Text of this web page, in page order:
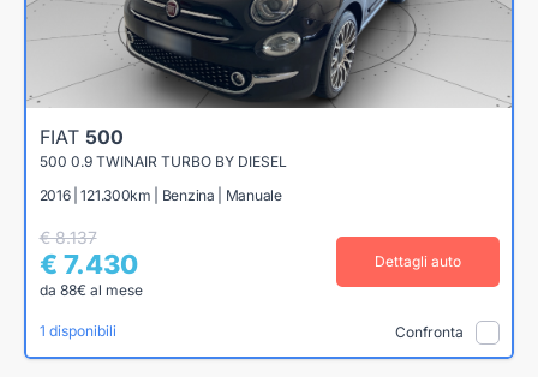
FIAT 500
500 0.9 TWINAIR TURBO BY DIESEL
2016 | 121.300km | Benzina | Manuale
€ 8.137
€ 7.430
da 88€ al mese
Dettagli auto
1 disponibili Confronta